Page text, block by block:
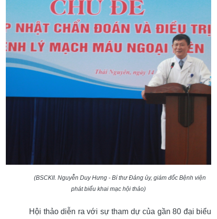
(BSCKII. Nguyễn Duy Hưng - Bí thư Đảng ủy, giám đốc Bệnh viện
phát biểu khai mạc hội thảo)
Hội thảo diễn ra với sự tham dự của gần 80 đại biểu